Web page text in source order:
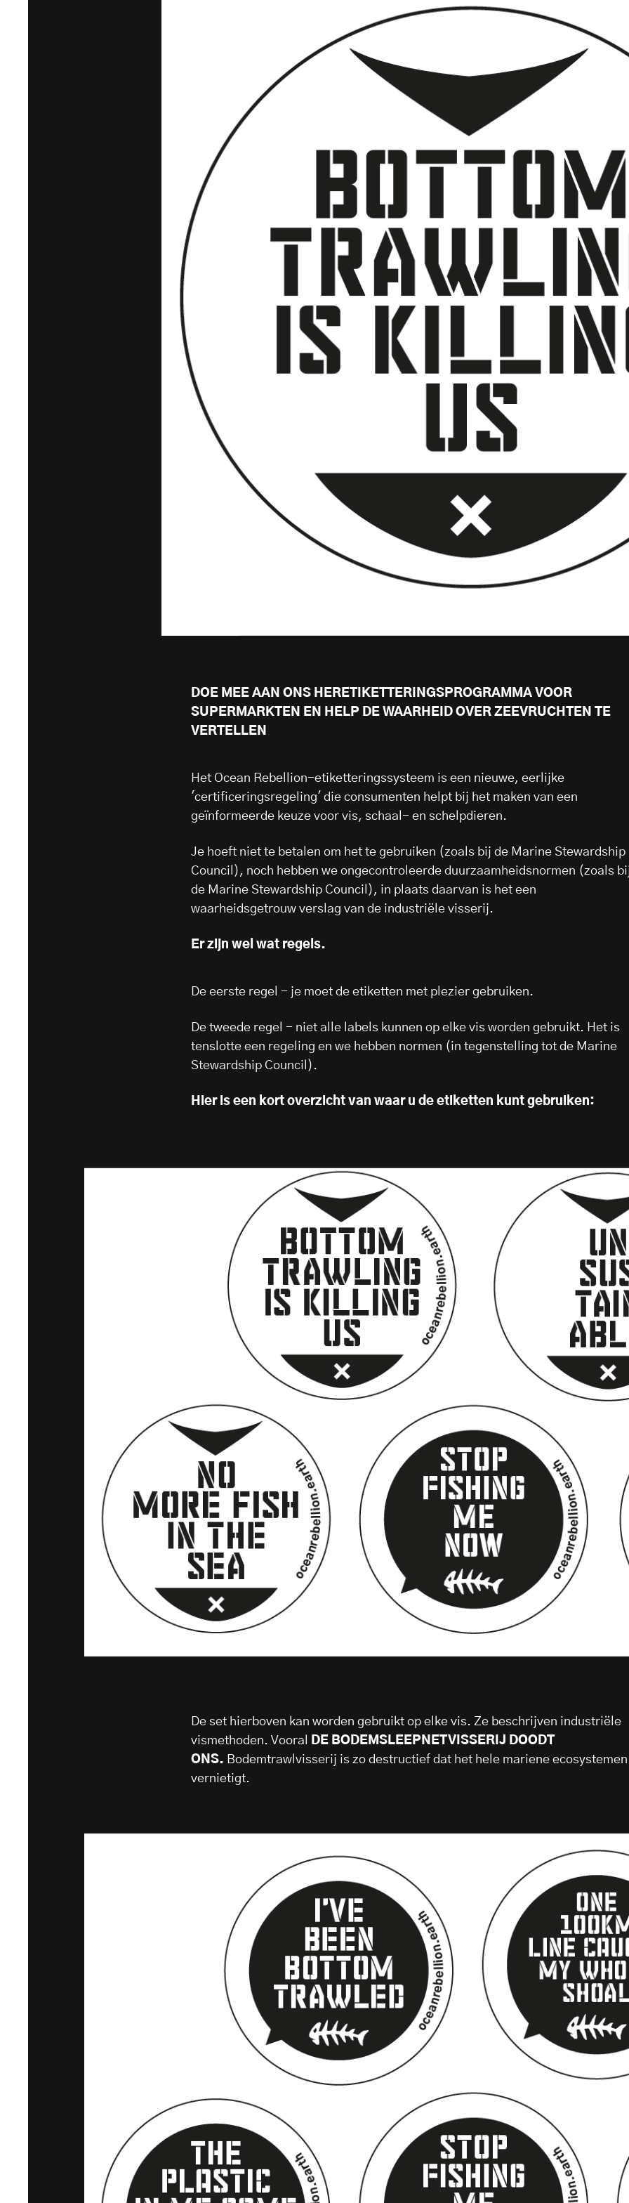
DOE MEE AAN ONS HERETIKETTERINGSPROGRAMMA VOOR
SUPERMARKTEN EN HELP DE WAARHEID OVER ZEEVRUCHTEN TE
VERTELLEN
Het Ocean Rebellion-etiketteringssysteem is een nieuwe, eerlijke
'certificeringsregeling' die consumenten helpt bij het maken van een
geïnformeerde keuze voor vis, schaal- en schelpdieren.
Je hoeft niet te betalen om het te gebruiken (zoals bij de Marine Stewardship
Council), noch hebben we ongecontroleerde duurzaamheidsnormen (zoals
de Marine Stewardship Council), in plaats daarvan is het een
waarheidsgetrouw verslag van de industriële visserij.
Er zijn wel wat regels.
De eerste regel - je moet de etiketten met plezier gebruiken.
De tweede regel - niet alle labels kunnen op elke vis worden gebruikt. Het is
tenslotte een regeling en we hebben normen (in tegenstelling tot de Marine
Stewardship Council).
Hier is een kort overzicht van waar u de etiketten kunt gebruiken:
De set hierboven kan worden gebruikt op elke vis. Ze beschrijven industriële
vismethoden. Vooral
DE BODEMSLEEPNETVISSERIJ DOODT
ONS. Bodemtrawlvisserij is zo destructief dat het hele mariene ecosystemen
vernietigt.